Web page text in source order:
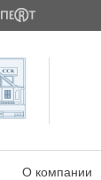
О компании